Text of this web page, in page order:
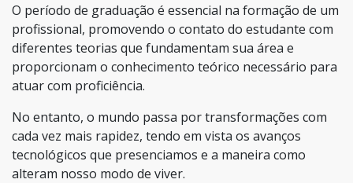
O período de graduação é essencial na formação de um
profissional, promovendo o contato do estudante com
diferentes teorias que fundamentam sua área e
proporcionam o conhecimento teórico necessário para
atuar com proficiência.
No entanto, o mundo passa por transformações com
cada vez mais rapidez, tendo em vista os avanços
tecnológicos que presenciamos e a maneira como
alteram nosso modo de viver.